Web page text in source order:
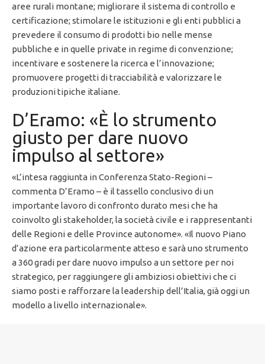
aree rurali montane; migliorare il sistema di controllo e
certificazione; stimolare le istituzioni e gli enti pubblici a
prevedere il consumo di prodotti bio nelle mense
pubbliche e in quelle private in regime di convenzione;
incentivare e sostenere la ricerca e l’innovazione;
promuovere progetti di tracciabilità e valorizzare le
produzioni tipiche italiane.
D’Eramo: «È lo strumento
giusto per dare nuovo
impulso al settore»
«L’intesa raggiunta in Conferenza Stato-Regioni –
commenta D’Eramo – è il tassello conclusivo di un
importante lavoro di confronto durato mesi che ha
coinvolto gli stakeholder, la società civile e i rappresentanti
delle Regioni e delle Province autonome». «Il nuovo Piano
d’azione era particolarmente atteso e sarà uno strumento
a 360 gradi per dare nuovo impulso a un settore per noi
strategico, per raggiungere gli ambiziosi obiettivi che ci
siamo posti e rafforzare la leadership dell’Italia, già oggi un
modello a livello internazionale».